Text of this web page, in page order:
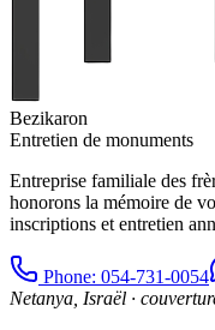
Bezikaron
Entretien de monuments
Entreprise familiale des
honorons la mémoire de
inscriptions et entretien
Phone: 054-731-0054
Netanya, Israël ·